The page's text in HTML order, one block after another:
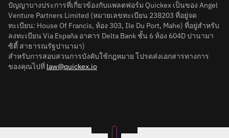
ปัญญาบางประการที่เกี่ยวข้องกับแพลตฟอร์ม Quickex เป็นของ Angel
Venture Partners Limited (หมายเลขทะเบียน 238203 ที่อยู่จด
ทะเบียน: House Of Francis, ห้อง 303, Ile Du Port, Mahe) ที่อยู่สำหรับ
ลงทะเบียน Via España อาคาร Delta Bank ชั้น 6 ห้อง 604D ปานามา
ซิตี้ สาธารณรัฐปานามา)
สำหรับการสอบสวนการบังคับใช้กฎหมาย โปรดส่งเอกสารทางการ
ของคุณไปที่ law@quickex.io